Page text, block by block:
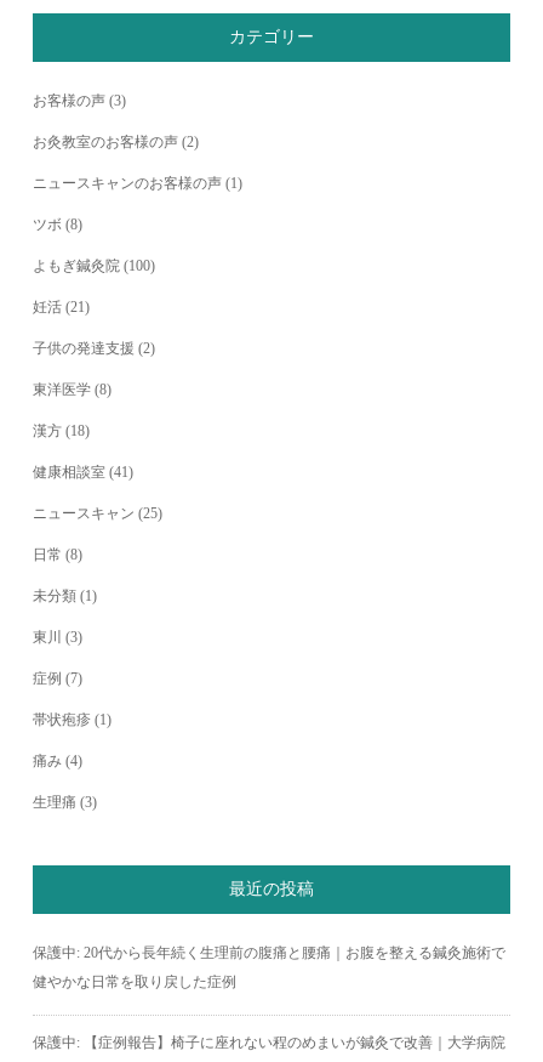
カテゴリー
お客様の声 (3)
お灸教室のお客様の声 (2)
ニュースキャンのお客様の声 (1)
ツボ (8)
よもぎ鍼灸院 (100)
妊活 (21)
子供の発達支援 (2)
東洋医学 (8)
漢方 (18)
健康相談室 (41)
ニュースキャン (25)
日常 (8)
未分類 (1)
東川 (3)
症例 (7)
帯状疱疹 (1)
痛み (4)
生理痛 (3)
最近の投稿
保護中: 20代から長年続く生理前の腹痛と腰痛｜お腹を整える鍼灸施術で
健やかな日常を取り戻した症例
保護中: 【症例報告】椅子に座れない程のめまいが鍼灸で改善｜大学病院